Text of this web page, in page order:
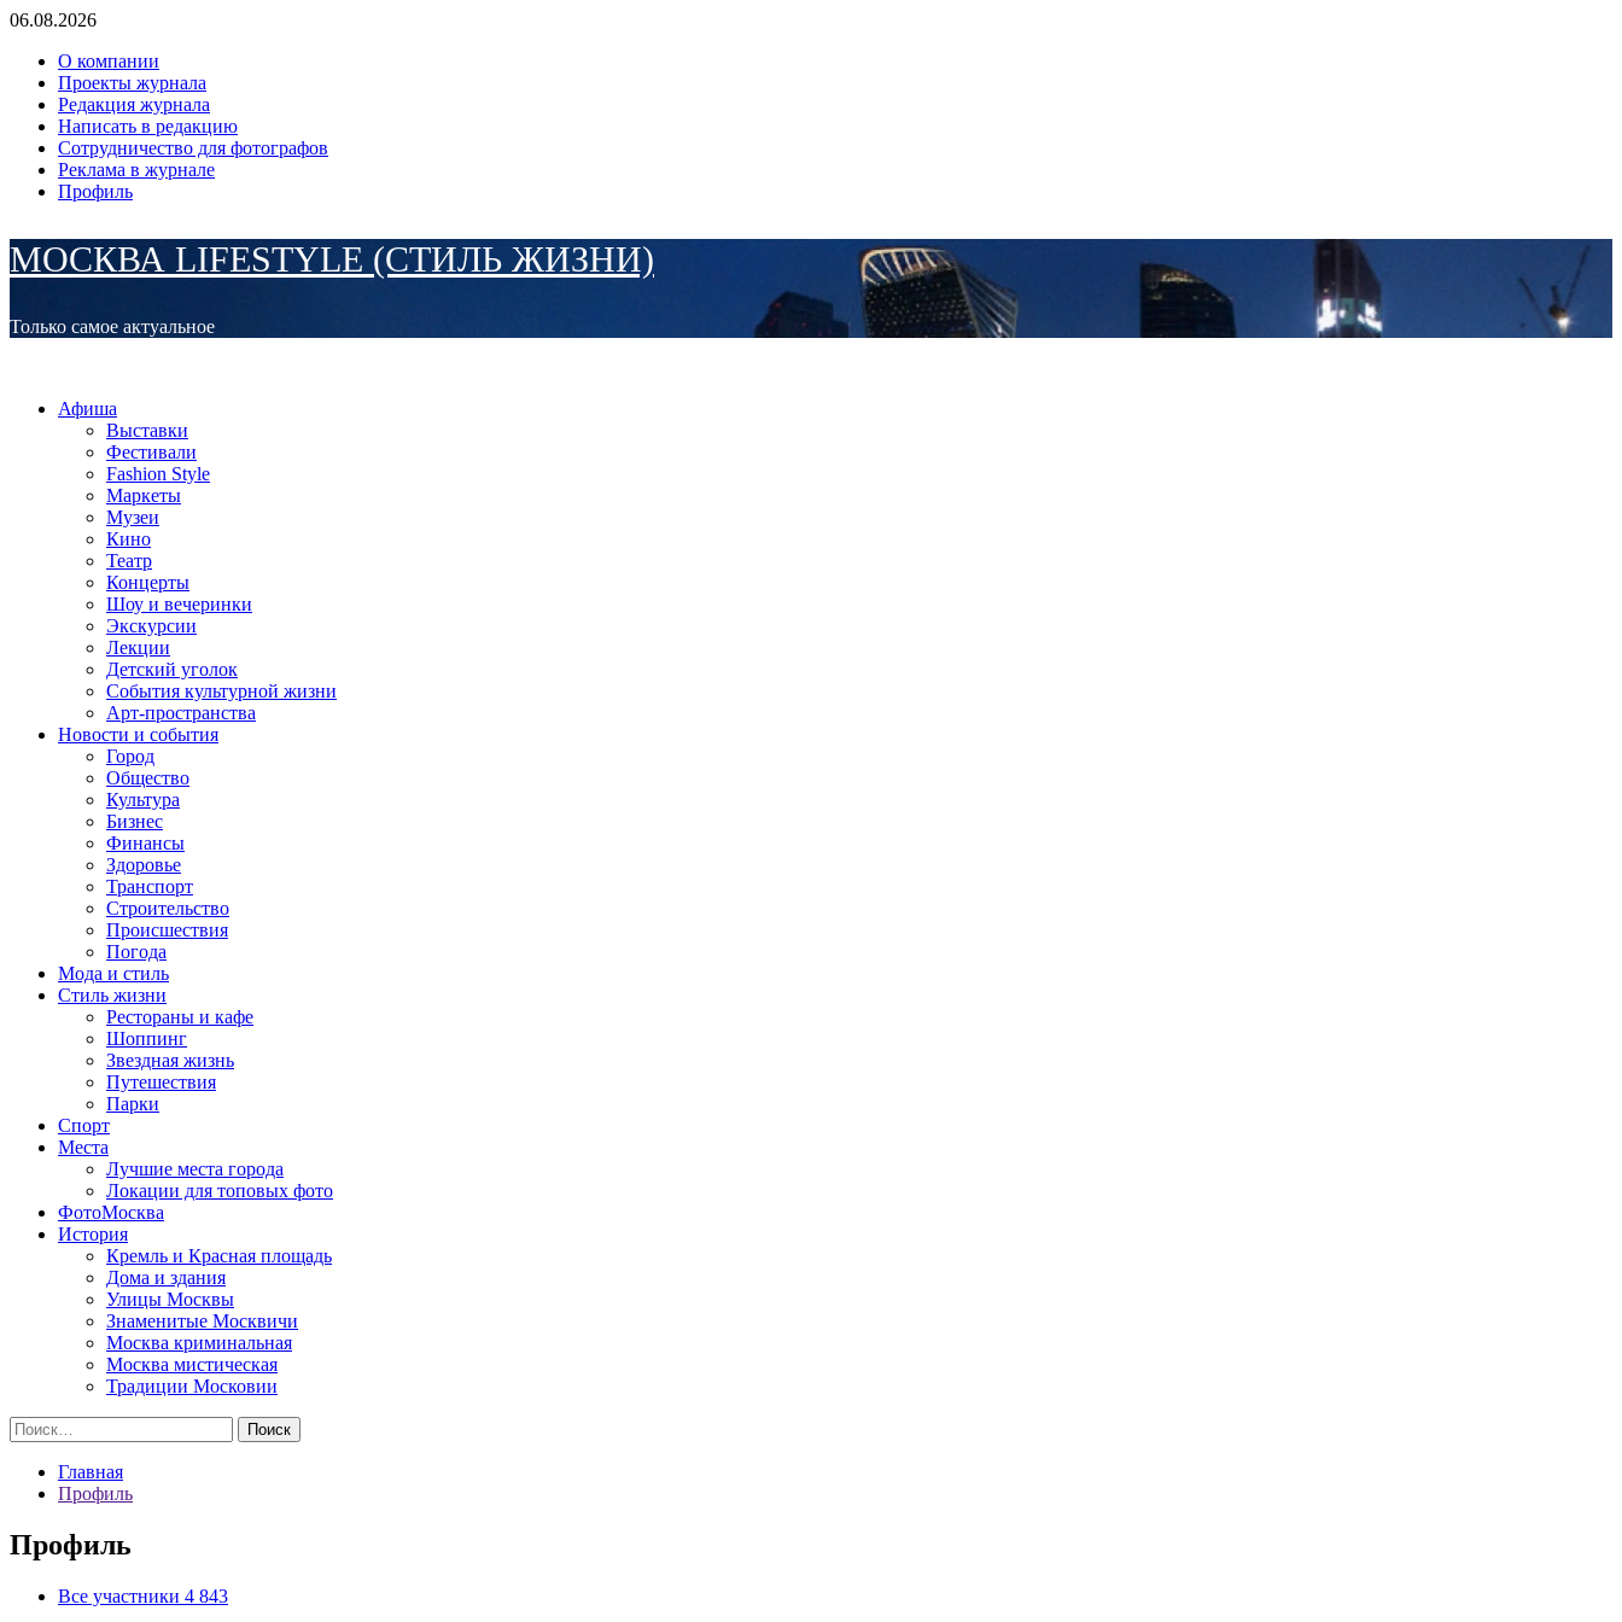
Перейти
содержимому
06.08.2026
О компании
Проекты журнала
Редакция журнала
Написать в редакцию
Сотрудничество для фотографов
Реклама в журнале
Профиль
МОСКВА LIFESTYLE (СТИЛЬ ЖИЗНИ)
Только самое актуальное
Афиша
Выставки
Фестивали
Fashion Style
Маркеты
Музеи
Кино
Театр
Концерты
Шоу и вечеринки
Экскурсии
Лекции
Детский уголок
События культурной жизни
Арт-пространства
Новости и события
Город
Общество
Культура
Бизнес
Финансы
Здоровье
Транспорт
Строительство
Происшествия
Погода
Мода и стиль
Стиль жизни
Рестораны и кафе
Шоппинг
Звездная жизнь
Путешествия
Парки
Спорт
Места
Лучшие места города
Локации для топовых фото
ФотоМосква
История
Кремль и Красная площадь
Дома и здания
Улицы Москвы
Знаменитые Москвичи
Москва криминальная
Москва мистическая
Традиции Московии
Найти:
Главная
Профиль
Профиль
Все участники 4 843